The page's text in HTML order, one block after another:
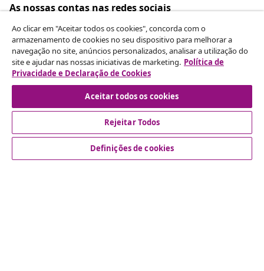
As nossas contas nas redes sociais
Rescindir o contrato
Envie um pedido de rescisão da sua encomenda.
Rescindir o contrato
Atendimento ao cliente
Ao clicar em "Aceitar todos os cookies", concorda com o
armazenamento de cookies no seu dispositivo para melhorar a
navegação no site, anúncios personalizados, analisar a utilização do
site e ajudar nas nossas iniciativas de marketing. Política de
Privacidade e Declaração de Cookies
Aceitar todos os cookies
Rejeitar Todos
Definições de cookies